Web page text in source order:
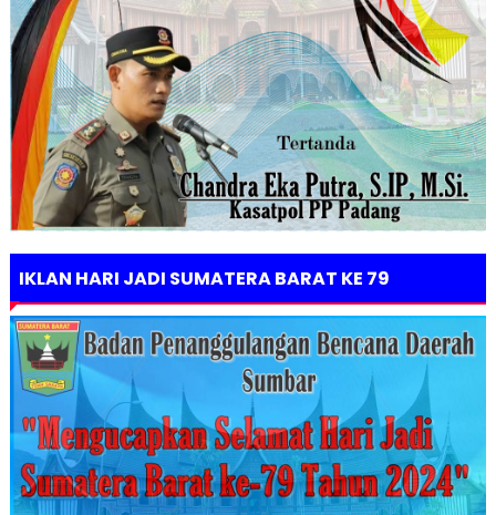
IKLAN HARI JADI SUMATERA BARAT KE 79